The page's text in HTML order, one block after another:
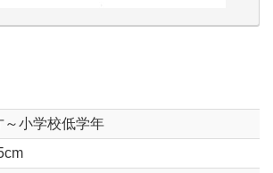
～小学校低学年